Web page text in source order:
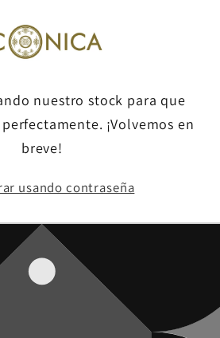
nuestro stock para que
¡Volvemos en
breve!
usando contraseña